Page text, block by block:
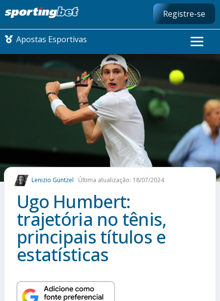
Registre-se
Apostas Esportivas
CONMEBOL LIBERTADORES
FUTEBOL NACIONAL
FUTEBOL INTERNACIONAL
MAIS ESPORTES
Lenizio Güntzel Última atualização: 18/07/2024
Ugo Humbert:
trajetória no tênis,
principais títulos e
estatísticas